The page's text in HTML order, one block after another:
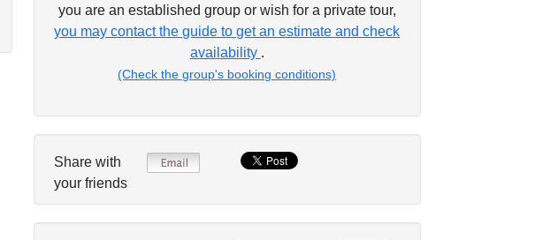
you are an established group or wish for a private tour,
you may contact the guide to get an estimate and check
availability .
(Check the group's booking conditions)
Share with
your friends